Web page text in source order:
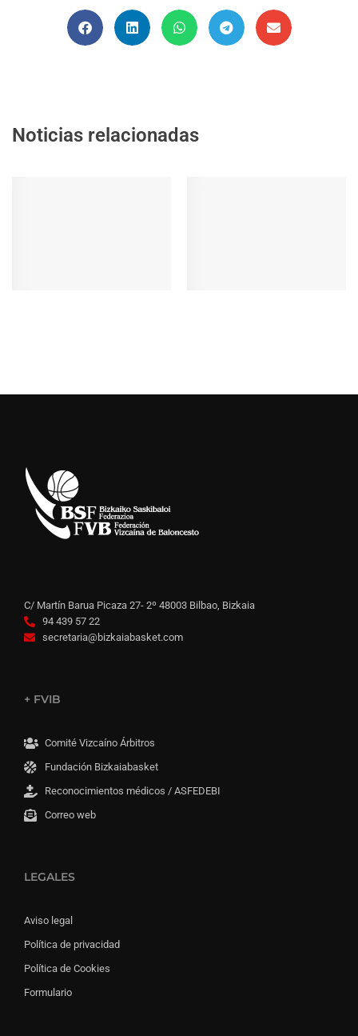
Noticias relacionadas
C/ Martín Barua Picaza 27- 2º 48003 Bilbao, Bizkaia
94 439 57 22
secretaria@bizkaiabasket.com
+ FVIB
Comité Vizcaíno Árbitros
Fundación Bizkaiabasket
Reconocimientos médicos / ASFEDEBI
Correo web
LEGALES
Aviso legal
Política de privacidad
Política de Cookies
Formulario